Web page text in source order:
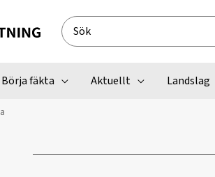
Search
for:
Börja fäkta Aktuellt Landslag